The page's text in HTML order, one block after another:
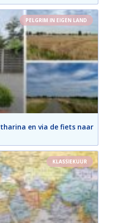
PELGRIM IN EIGEN LAND
en via de fiets naar
KLASSIEKUUR